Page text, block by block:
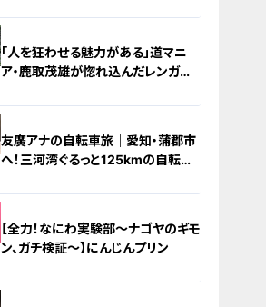
「人を狂わせる魅力がある」道マニ
ア・鹿取茂雄が惚れ込んだレンガの
友廣アナの自転車旅｜愛知・蒲郡市
へ！三河湾ぐるっと125kmの自転車
【全力！なにわ実験部～ナゴヤのギモ
ン、ガチ検証～】にんじんプリン